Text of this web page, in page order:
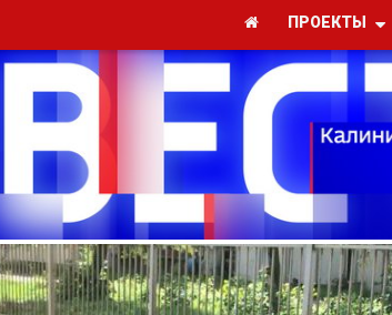
ПРОЕКТЫ